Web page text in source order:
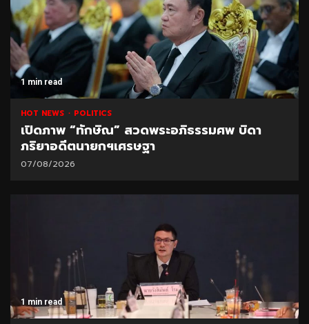
1 min read
HOT NEWS POLITICS
เปิดภาพ “ทักษิณ” สวดพระอภิธรรมศพ บิดา
ภริยาอดีตนายกฯเศรษฐา
07/08/2026
1 min read